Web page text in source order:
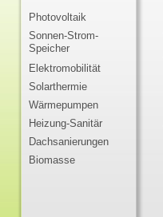
Photovoltaik
Sonnen-Strom-
Speicher
Elektromobilität
Solarthermie
Wärmepumpen
Heizung-Sanitär
Dachsanierungen
Biomasse